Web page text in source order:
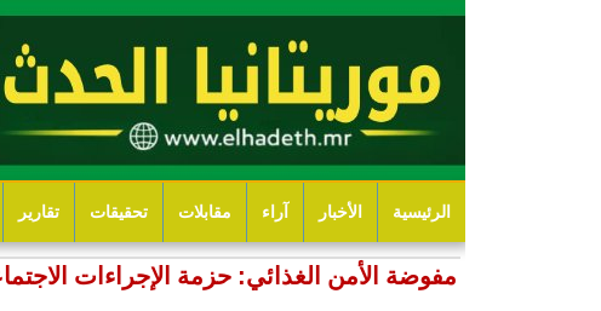
الرئيسية الأخبار آراء مقابلات تحقيقات تقارير
مفوضة الأمن الغذائي: حزمة الإجراءات